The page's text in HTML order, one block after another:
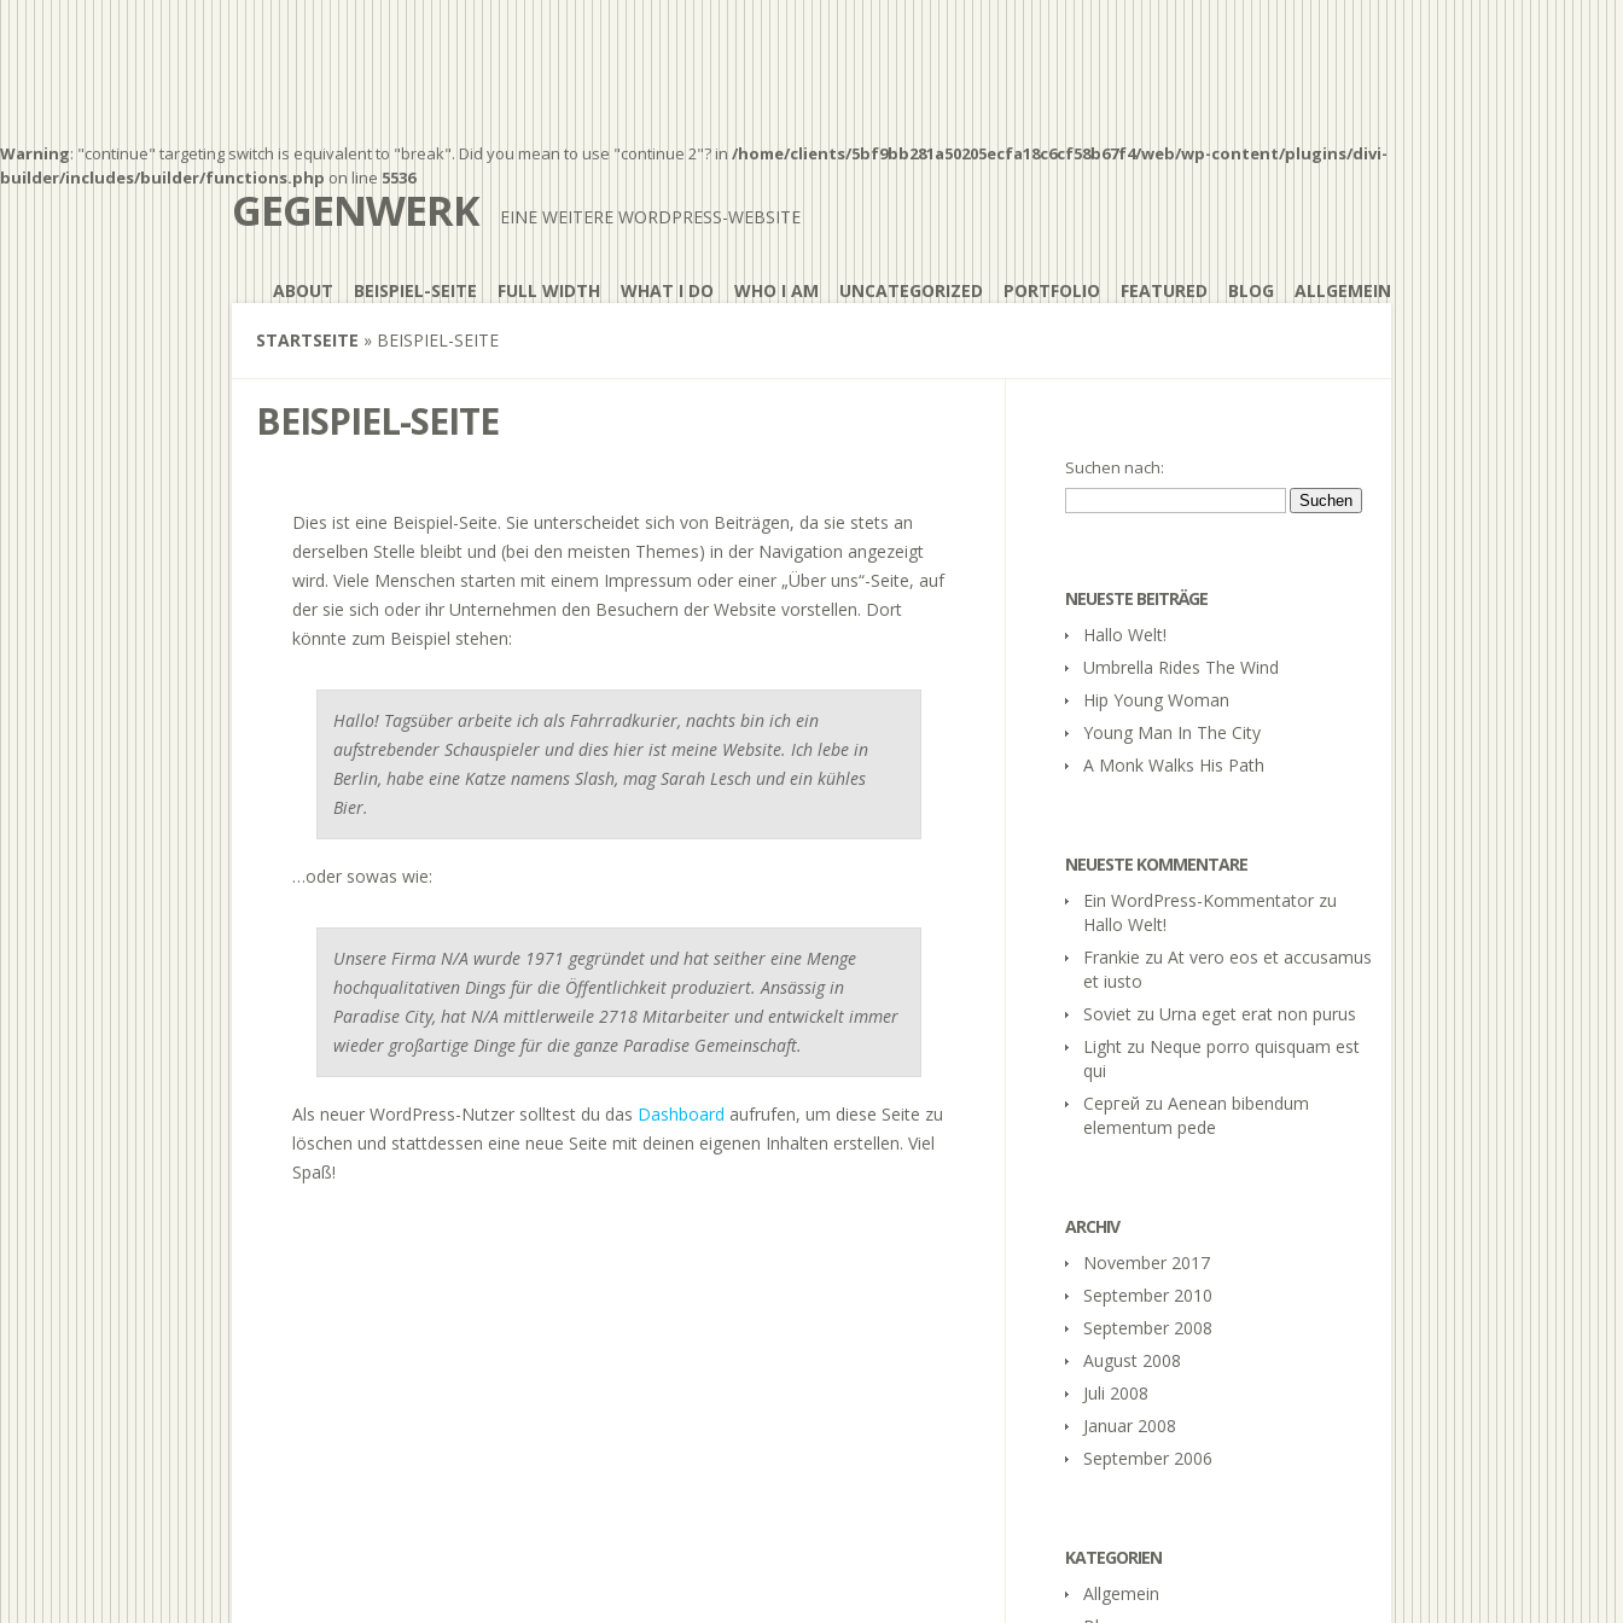
Warning: "continue" targeting switch is equivalent to "break". Did you mean to use "continue 2"? in /home/clients/5bf9bb281a50205ecfa18c6cf58b67f4/web/wp-content/plugins/divi-
builder/includes/builder/functions.php on line 5536
GEGENWERK EINE WEITERE WORDPRESS-WEBSITE
ABOUT BEISPIEL-SEITE FULL WIDTH WHAT I DO WHO I AM UNCATEGORIZED PORTFOLIO FEATURED BLOG ALLGEMEIN
STARTSEITE » BEISPIEL-SEITE
BEISPIEL-SEITE
Dies ist eine Beispiel-Seite. Sie unterscheidet sich von Beiträgen, da sie stets an
derselben Stelle bleibt und (bei den meisten Themes) in der Navigation angezeigt
wird. Viele Menschen starten mit einem Impressum oder einer „Über uns“-Seite, auf
der sie sich oder ihr Unternehmen den Besuchern der Website vorstellen. Dort
könnte zum Beispiel stehen:
Hallo! Tagsüber arbeite ich als Fahrradkurier, nachts bin ich ein
aufstrebender Schauspieler und dies hier ist meine Website. Ich lebe in
Berlin, habe eine Katze namens Slash, mag Sarah Lesch und ein kühles
Bier.
…oder sowas wie:
Unsere Firma N/A wurde 1971 gegründet und hat seither eine Menge
hochqualitativen Dings für die Öffentlichkeit produziert. Ansässig in
Paradise City, hat N/A mittlerweile 2718 Mitarbeiter und entwickelt immer
wieder großartige Dinge für die ganze Paradise Gemeinschaft.
Als neuer WordPress-Nutzer solltest du das Dashboard aufrufen, um diese Seite zu
löschen und stattdessen eine neue Seite mit deinen eigenen Inhalten erstellen. Viel
Spaß!
Suchen nach:
NEUESTE BEITRÄGE
Hallo Welt!
Umbrella Rides The Wind
Hip Young Woman
Young Man In The City
A Monk Walks His Path
NEUESTE KOMMENTARE
Ein WordPress-Kommentator zu
Hallo Welt!
Frankie zu At vero eos et accusamus
et iusto
Soviet zu Urna eget erat non purus
Light zu Neque porro quisquam est
qui
Сергей zu Aenean bibendum
elementum pede
ARCHIV
November 2017
September 2010
September 2008
August 2008
Juli 2008
Januar 2008
September 2006
KATEGORIEN
Allgemein